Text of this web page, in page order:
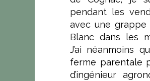
pendant les
avec une grappe
Blanc dans les
J’ai néanmoins
ferme parentale
d’ingénieur